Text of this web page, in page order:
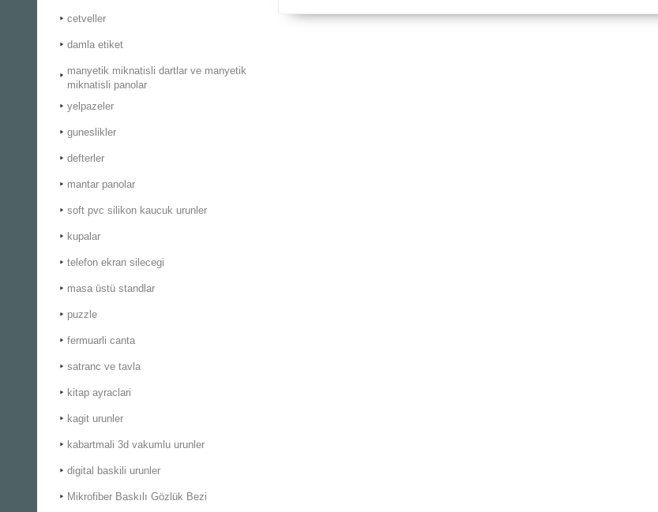
cetveller
damla etiket
manyetik miknatisli dartlar ve manyetik
miknatisli panolar
yelpazeler
guneslikler
defterler
mantar panolar
soft pvc silikon kaucuk urunler
kupalar
telefon ekran silecegi
masa üstü standlar
puzzle
fermuarli canta
satranc ve tavla
kitap ayraclari
kagit urunler
kabartmali 3d vakumlu urunler
digital baskili urunler
Mikrofiber Baskılı Gözlük Bezi